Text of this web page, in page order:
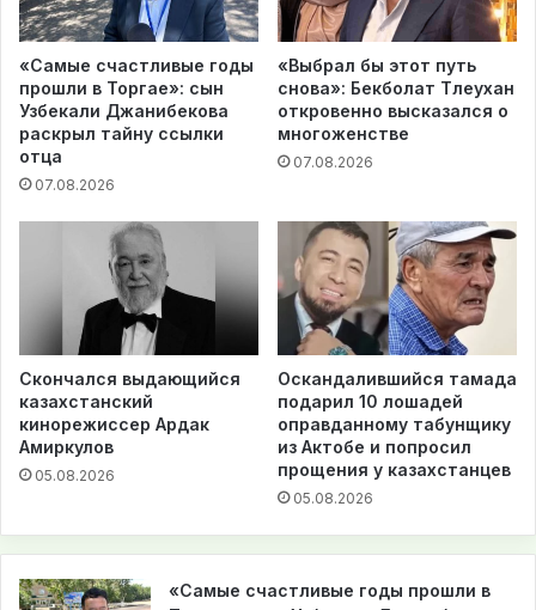
«Самые счастливые годы
прошли в Торгае»: сын
Узбекали Джанибекова
раскрыл тайну ссылки
отца
07.08.2026
«Выбрал бы этот путь
снова»: Бекболат Тлеухан
откровенно высказался о
многоженстве
07.08.2026
Скончался выдающийся
казахстанский
кинорежиссер Ардак
Амиркулов
05.08.2026
Оскандалившийся тамада
подарил 10 лошадей
оправданному табунщику
из Актобе и попросил
прощения у казахстанцев
05.08.2026
«Самые счастливые годы прошли в